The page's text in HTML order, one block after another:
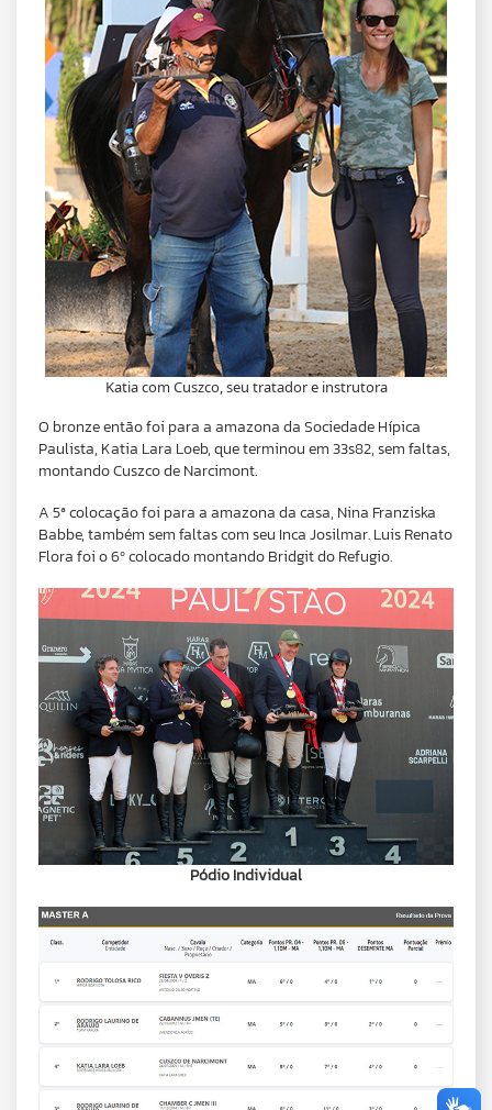
Katia com Cuszco, seu tratador e instrutora
O bronze então foi para a amazona da Sociedade Hípica
Paulista, Katia Lara Loeb, que terminou em 33s82, sem faltas,
montando Cuszco de Narcimont.
A 5ª colocação foi para a amazona da casa, Nina Franziska
Babbe, também sem faltas com seu Inca Josilmar. Luis Renato
Flora foi o 6º colocado montando Bridgit do Refugio.
Pódio Individual